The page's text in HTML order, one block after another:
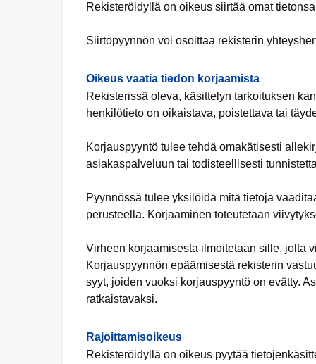
Rekisteröidyllä on oikeus siirtää omat
Siirtopyynnön voi osoittaa rekisterin
Oikeus vaatia tiedon korjaamista
Rekisterissä oleva, käsittelyn tarkoituksen
henkilötieto on oikaistava, poistettava tai
Korjauspyyntö tulee tehdä omakätisesti
asiakaspalveluun tai todisteellisesti
Pyynnössä tulee yksilöidä mitä tietoja
perusteella. Korjaaminen toteutetaan
Virheen korjaamisesta ilmoitetaan sille, jolta
Korjauspyynnön epäämisestä rekisterin
syyt, joiden vuoksi korjauspyyntö on evätty.
ratkaistavaksi.
Rajoittamisoikeus
Rekisteröidyllä on oikeus pyytää